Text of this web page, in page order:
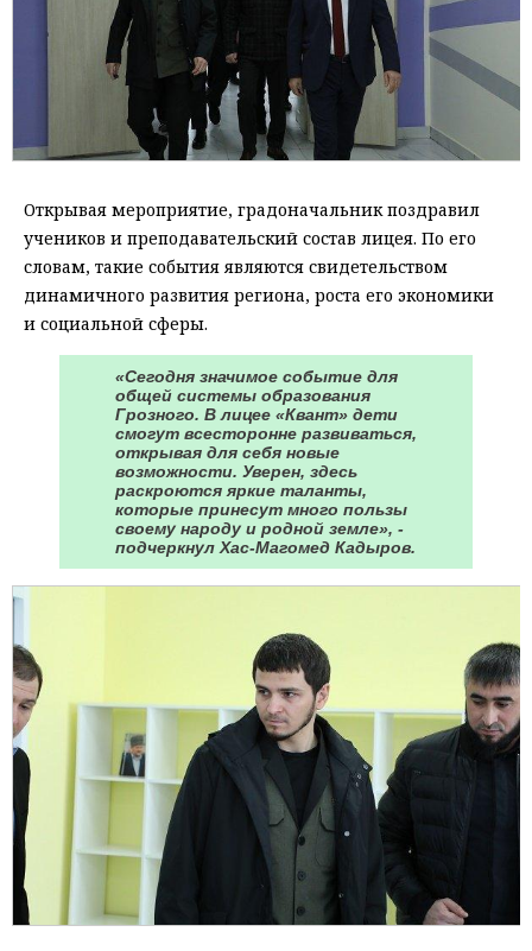
Открывая мероприятие, градоначальник поздравил
учеников и преподавательский состав лицея. По его
словам, такие события являются свидетельством
динамичного развития региона, роста его экономики
и социальной сферы.
«Сегодня значимое событие для
общей системы образования
Грозного. В лицее «Квант» дети
смогут всесторонне развиваться,
открывая для себя новые
возможности. Уверен, здесь
раскроются яркие таланты,
которые принесут много пользы
своему народу и родной земле», -
подчеркнул Хас-Магомед Кадыров.